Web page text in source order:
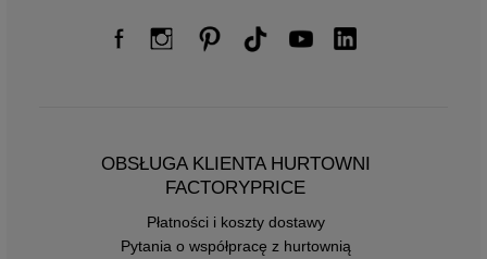
OBSŁUGA KLIENTA HURTOWNI
FACTORYPRICE
Płatności i koszty dostawy
Pytania o współpracę z hurtownią